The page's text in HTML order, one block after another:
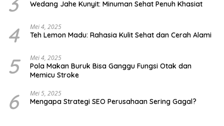
Wedang Jahe Kunyit: Minuman Sehat Penuh Khasiat
4 Mei 4, 2025
Teh Lemon Madu: Rahasia Kulit Sehat dan Cerah Alami
5 Mei 4, 2025
Pola Makan Buruk Bisa Ganggu Fungsi Otak dan
Memicu Stroke
6 Mei 5, 2025
Mengapa Strategi SEO Perusahaan Sering Gagal?